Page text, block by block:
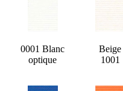
0001 Blanc
optique
Beige
1001